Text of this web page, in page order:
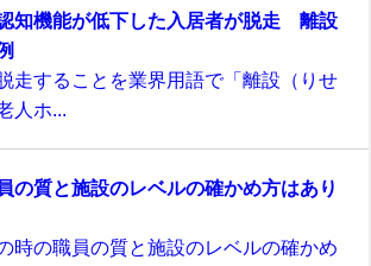
知機能が低下した入居者が脱走 離設
走することを業界用語で「離設（りせ
人ホ...
の質と施設のレベルの確かめ方はあり
時の職員の質と施設のレベルの確かめ